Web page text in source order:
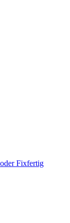
Fixfertig